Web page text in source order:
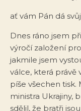
ať vám Pán dá
Dnes ráno jsem
výročí založení
jakmile jsem
válce, která právě
píše všechen
ministra Ukrajiny,
sdělil, že bratři